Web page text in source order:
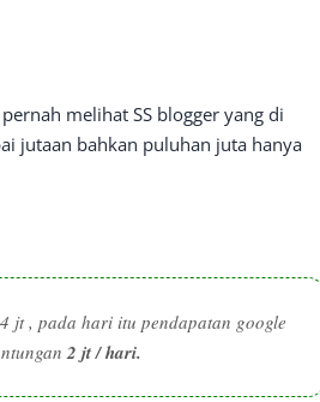
melihat SS blogger yang di
jutaan bahkan puluhan juta hanya
jt , pada hari itu pendapatan google
2 jt / hari.